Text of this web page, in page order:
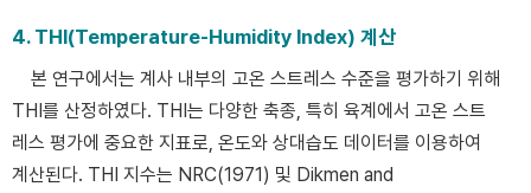
4. THI(Temperature-Humidity Index) 계산
본 연구에서는 계사 내부의 고온 스트레스 수준을 평가하기 위해
THI를 산정하였다. THI는 다양한 축종, 특히 육계에서 고온 스트
레스 평가에 중요한 지표로, 온도와 상대습도 데이터를 이용하여
계산된다. THI 지수는 NRC(1971) 및 Dikmen and